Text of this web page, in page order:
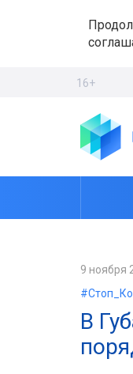
16+
9 ноября
В